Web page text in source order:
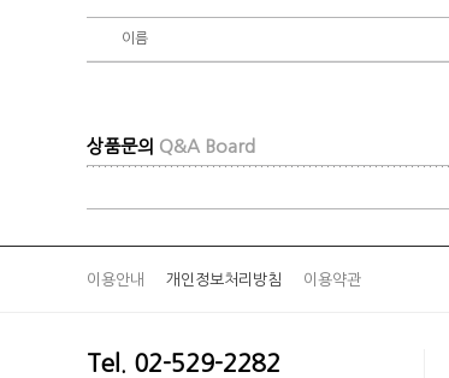
이름
상품문의 Q&A Board
이용안내 개인정보처리방침 이용약관
Tel. 02-529-2282